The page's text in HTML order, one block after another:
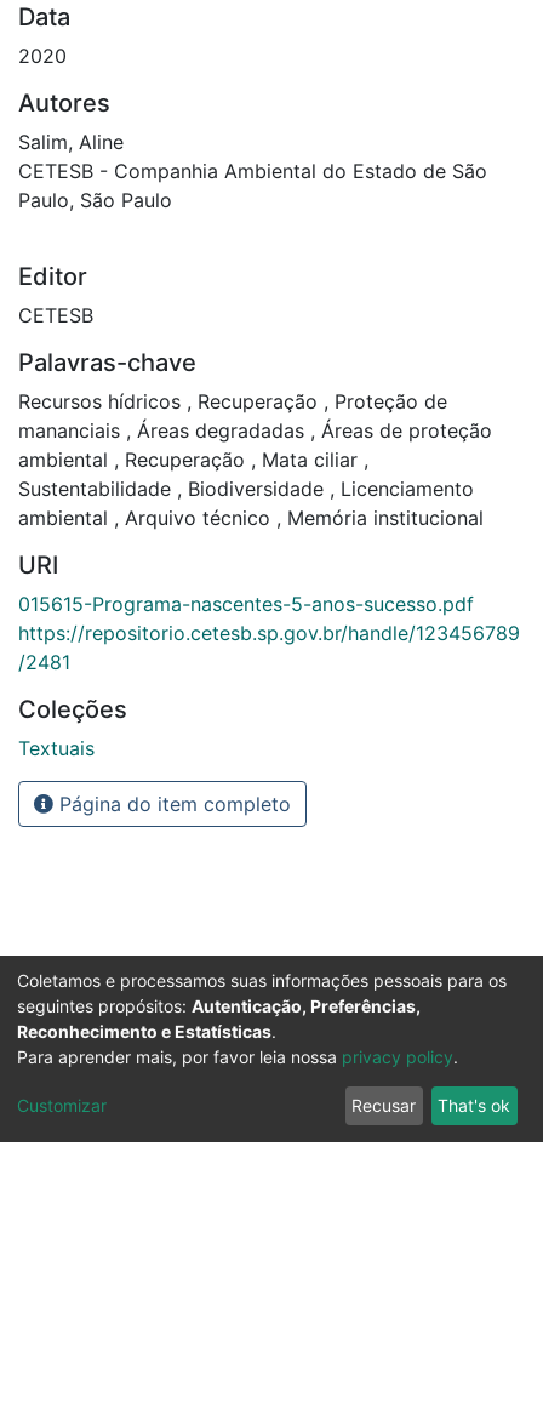
Data
2020
Autores
Salim, Aline
CETESB - Companhia Ambiental do Estado de São
Paulo, São Paulo
Editor
CETESB
Palavras-chave
Recursos hídricos , Recuperação , Proteção de
mananciais , Áreas degradadas , Áreas de proteção
ambiental , Recuperação , Mata ciliar ,
Sustentabilidade , Biodiversidade , Licenciamento
ambiental , Arquivo técnico , Memória institucional
URI
015615-Programa-nascentes-5-anos-sucesso.pdf
https://repositorio.cetesb.sp.gov.br/handle/123456789
/2481
Coleções
Textuais
Página do item completo
Coletamos e processamos suas informações pessoais para os
seguintes propósitos: Autenticação, Preferências,
Reconhecimento e Estatísticas.
Para aprender mais, por favor leia nossa privacy policy.
Customizar Recusar That's ok